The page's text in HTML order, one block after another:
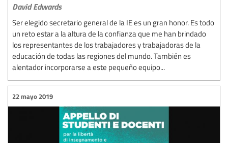
David Edwards
Ser elegido secretario general de la IE es un gran honor. Es todo
un reto estar a la altura de la confianza que me han brindado
los representantes de los trabajadores y trabajadoras de la
educación de todas las regiones del mundo. También es
alentador incorporarse a este pequeño equipo...
22 mayo 2019